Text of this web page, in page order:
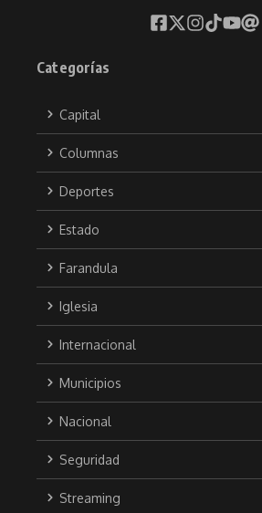
Categorías
Capital
Columnas
Deportes
Estado
Farandula
Iglesia
Internacional
Municipios
Nacional
Seguridad
Streaming